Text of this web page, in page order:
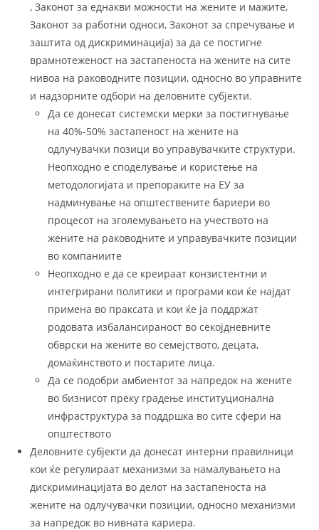
, Законот за еднакви можности на жените и мажите,
Законот за работни односи, Законот за спречување и
заштита од дискриминација) за да се постигне
врамнотеженост на застапеноста на жените на сите
нивоа на раководните позиции, односно во управните
и надзорните одбори на деловните субјекти.
Да се донесат системски мерки за постигнување
на 40%-50% застапеност на жените на
одлучувачки позици во управувачките структури.
Неопходно е споделување и користење на
методологијата и препораките на ЕУ за
надминување на општествените бариери во
процесот на зголемувањето на учеството на
жените на раководните и управувачките позиции
во компаниите
Неопходно е да се креираат конзистентни и
интегрирани политики и програми кои ќе најдат
примена во праксата и кои ќе ја поддржат
родовата избалансираност во секојдневните
обврски на жените во семејството, децата,
домаќинството и постарите лица.
Да се подобри амбиентот за напредок на жените
во бизнисот преку градење институционална
инфраструктура за поддршка во сите сфери на
општеството
Деловните субјекти да донесат интерни правилници
кои ќе регулираат механизми за намалувањето на
дискриминацијата во делот на застапеноста на
жените на одлучувачки позиции, односно механизми
за напредок во нивната кариера.